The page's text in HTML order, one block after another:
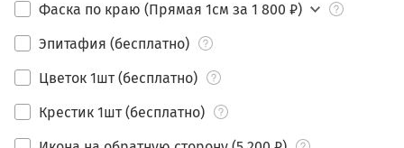
Фаска по краю (Прямая 1см за 1 800 ₽)
Эпитафия (бесплатно)
Цветок 1шт (бесплатно)
Крестик 1шт (бесплатно)